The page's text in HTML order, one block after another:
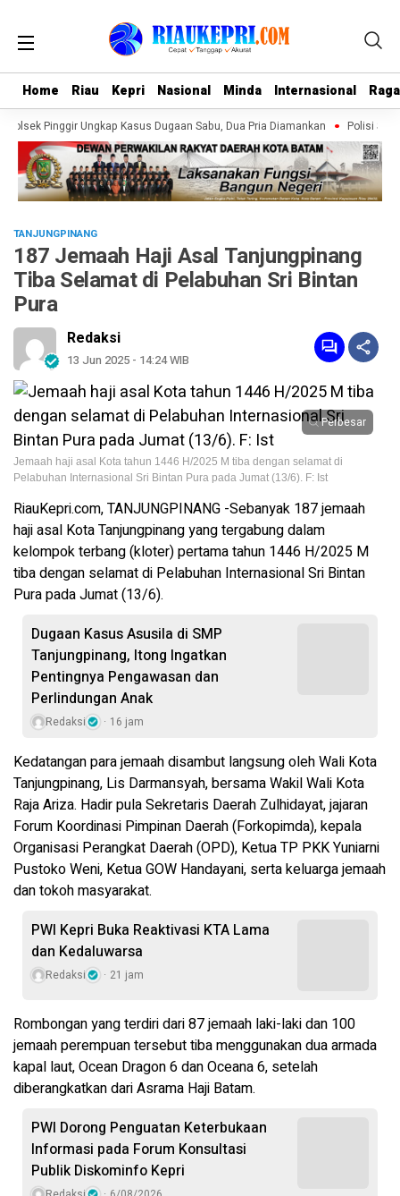
Home Riau Kepri Nasional Minda Internasional
Home Riau Kepri Nasional Minda Internasional
Pinggir Ungkap Kasus Dugaan Sabu, Dua Pria Diamankan Polisi
TANJUNGPINANG
187 Jemaah Haji Asal Tanjungpinang
Tiba Selamat di Pelabuhan Sri Bintan
Pura
Redaksi
13 Jun 2025 - 14:24 WIB
Perbesar
Jemaah haji asal Kota tahun 1446 H/2025 M tiba dengan selamat di
Pelabuhan Internasional Sri Bintan Pura pada Jumat (13/6). F: Ist
RiauKepri.com, TANJUNGPINANG -Sebanyak 187 jemaah
haji asal Kota Tanjungpinang yang tergabung dalam
kelompok terbang (kloter) pertama tahun 1446 H/2025 M
tiba dengan selamat di Pelabuhan Internasional Sri Bintan
Pura pada Jumat (13/6).
Dugaan Kasus Asusila di SMP
Tanjungpinang, Itong Ingatkan
Pentingnya Pengawasan dan
Perlindungan Anak
Redaksi 16 jam
Kedatangan para jemaah disambut langsung oleh Wali Kota
Tanjungpinang, Lis Darmansyah, bersama Wakil Wali Kota
Raja Ariza. Hadir pula Sekretaris Daerah Zulhidayat, jajaran
Forum Koordinasi Pimpinan Daerah (Forkopimda), kepala
Organisasi Perangkat Daerah (OPD), Ketua TP PKK Yuniarni
Pustoko Weni, Ketua GOW Handayani, serta keluarga jemaah
dan tokoh masyarakat.
PWI Kepri Buka Reaktivasi KTA Lama
dan Kedaluwarsa
Redaksi 21 jam
Rombongan yang terdiri dari 87 jemaah laki-laki dan 100
jemaah perempuan tersebut tiba menggunakan dua armada
kapal laut, Ocean Dragon 6 dan Oceana 6, setelah
diberangkatkan dari Asrama Haji Batam.
PWI Dorong Penguatan Keterbukaan
Informasi pada Forum Konsultasi
Publik Diskominfo Kepri